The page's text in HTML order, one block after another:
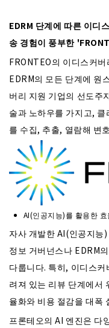
EDRM 단계에 따른 이디
송 경험이 풍부한
FRONTEO의 이디스커
EDRM의 모든 단계에 원
버리 지원 기업의 선도주
술과 노하우를 가지고,
를 수집, 추출, 열람해 변
AI(인공지능)를 활용한
자사 개발한 AI(인공지능
정보 거버넌스나 EDRM
다룹니다. 특히, 이디스
려져 있는 리뷰 단계에서
율화와 비용 절감을 대폭
프론테오의 AI 엔진은 다